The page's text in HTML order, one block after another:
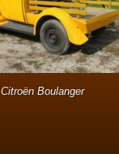
Citroën Boulanger